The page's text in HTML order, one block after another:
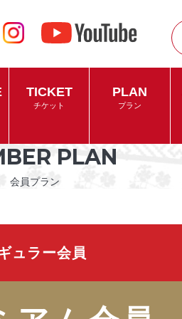
TICKET
チケット
PLAN
プラン
PLAN
会員プラン
ュラー会員